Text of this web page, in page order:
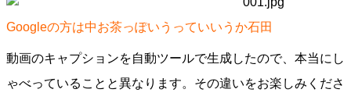
Googleの方は中お茶っぽいうっていいうか石田
動画のキャプションを自動ツールで生成したので、本当にし
ゃべっていることと異なります。その違いをお楽しみくださ